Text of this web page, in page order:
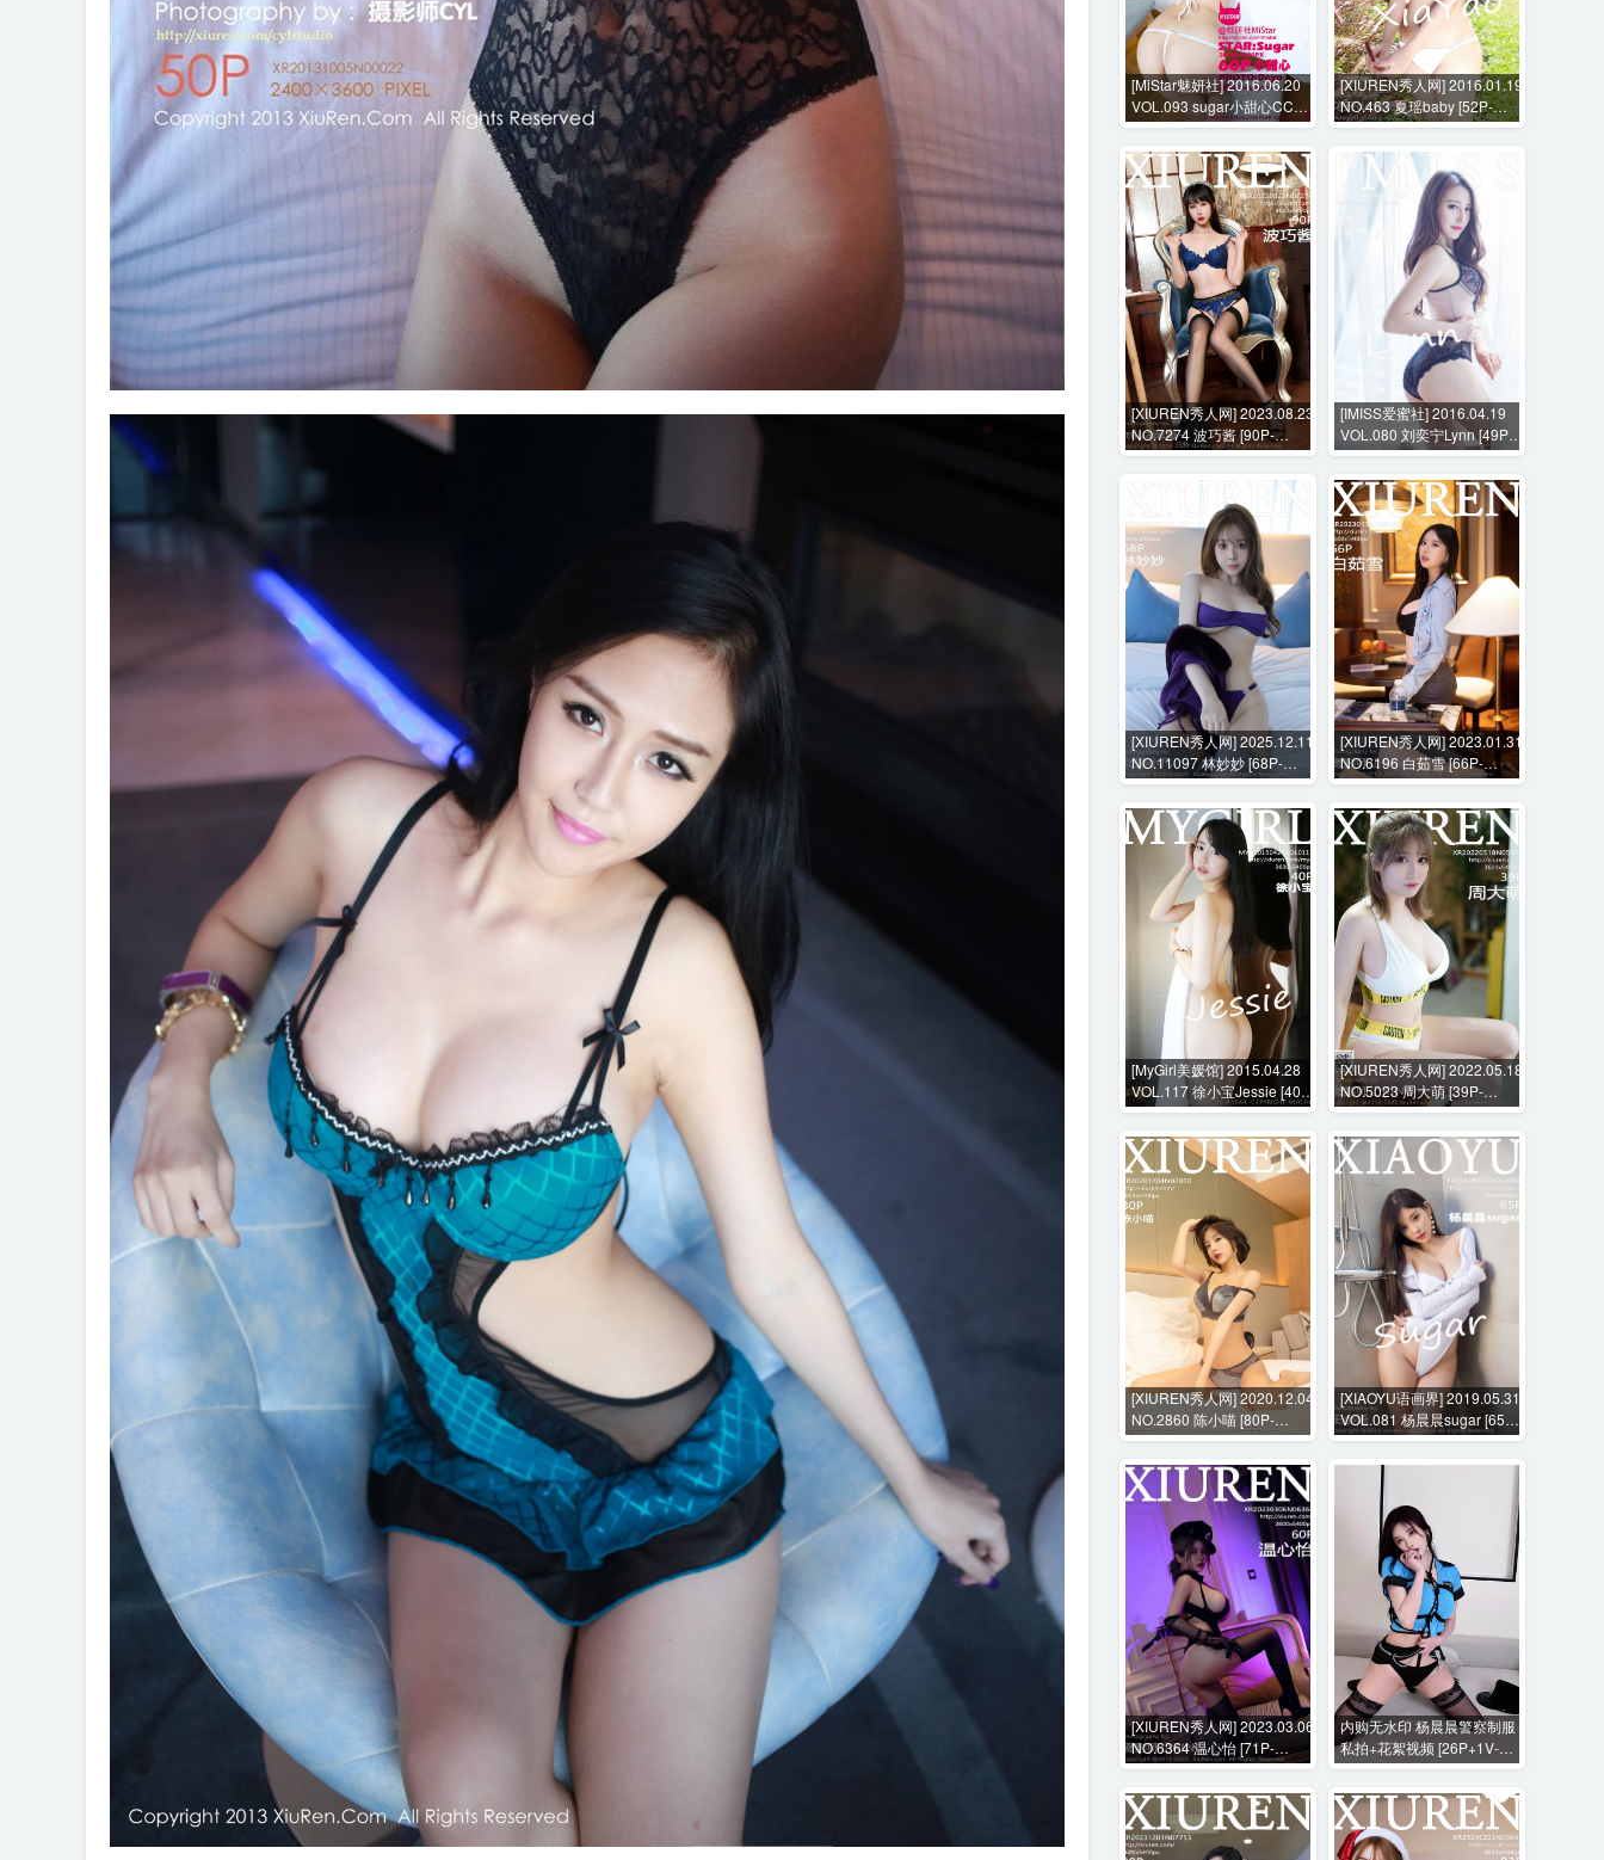
[MiStar魅妍社] 2016.06.20
VOL.093 sugar小甜心CC
[60P-219MB]
[XIUREN秀人网] 2016.01.19
NO.463 夏瑶baby [52P-
194MB]
[XIUREN秀人网] 2023.08.23
NO.7274 波巧酱 [90P-
999MB]
[IMISS爱蜜社] 2016.04.19
VOL.080 刘奕宁Lynn [49P-
192MB]
[XIUREN秀人网] 2025.12.11
NO.11097 林妙妙 [68P-
693MB]
[XIUREN秀人网] 2023.01.31
NO.6196 白茹雪 [66P-
598MB]
[MyGirl美媛馆] 2015.04.28
VOL.117 徐小宝Jessie [40P-
113MB]
[XIUREN秀人网] 2022.05.18
NO.5023 周大萌 [39P-
358MB]
[XIUREN秀人网] 2020.12.04
NO.2860 陈小喵 [80P-
831MB]
[XIAOYU语画界] 2019.05.31
VOL.081 杨晨晨sugar [65P-
251MB]
[XIUREN秀人网] 2023.03.06
NO.6364 温心怡 [71P-
600MB]
内购无水印 杨晨晨警察制服
私拍+花絮视频 [26P+1V-
2294MB]